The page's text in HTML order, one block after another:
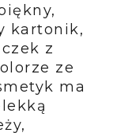
kartonik,
z
ze
ma